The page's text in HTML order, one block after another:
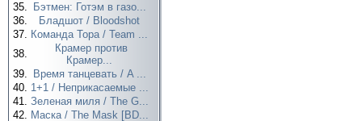
35.
Бэтмен: Готэм в газо...
36.
Бладшот / Bloodshot
37. Команда Тора / Team ...
38.
Крамер против
Крамер...
39.
Время танцевать / A ...
40. 1+1 / Неприкасаемые ...
41. Зеленая миля / The G...
42. Маска / The Mask [BD...